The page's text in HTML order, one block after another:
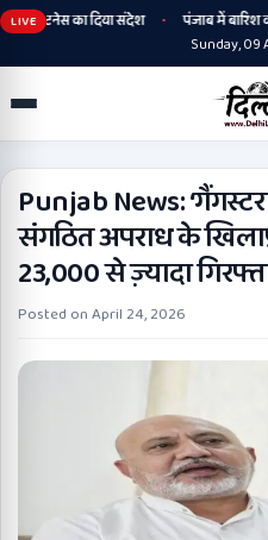
LIVE
फिटनेस का दिया संदेश •
पंजाब में बारिश का
Sunday, 09
Punjab News:
संगठित अपराध के
23,000 से ज़्यादा
Posted onApril 24, 2026